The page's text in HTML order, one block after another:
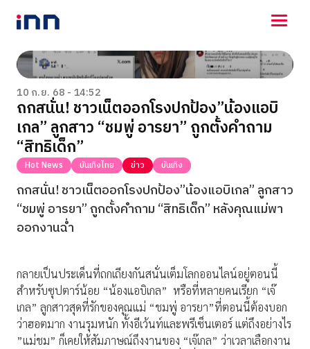
NEWS
ENTERTAINMENT
LIFESTYLE
HOROSCOPE
LOTTERY
VIDEO
ร่วมด้วยช่วยกัน
10 ก.ย. 68 - 14:52
ถกสนั่น! ชาวเน็ตออกโรงปกป้อง”น้องแอบิ
เกล” ลูกสาว “ชมพู่ อารยา” ถูกตั้งคำถาม
“สิทธิเด็ก”
Hot News บันเทิงไทย ข่าว บันเทิง
ถกสนั่น! ชาวเน็ตออกโรงปกป้อง”น้องแอบิเกล” ลูกสาว
“ชมพู่ อารยา” ถูกตั้งคำถาม “สิทธิเด็ก” หลังคุณแม่พา
ออกงานฉ่ำ
กลายเป็นประเด็นที่ถกเถียงกันสนั่นเต็มโลกออนไลน์อยู่ตอนนี้
สำหรับซุปตาร์น้อย “น้องแอบิเกล” หรือที่หลายคนเรียก “เจ๊
เกล” ลูกสาวสุดที่รักของคุณแม่ “ชมพู่ อารยา”ที่ตอนนี้ต้องบอก
ว่าฮอตมาก งานรุมหนัก ทั้งอีเว้นท์และพรีเซ็นเตอร์ แต่ถึงอย่างไร
”แม่ชม” ก็เคยให้สัมภาษณ์ถึงงานของ “เจ๊เกล” ว่าเวลาเลือกงาน